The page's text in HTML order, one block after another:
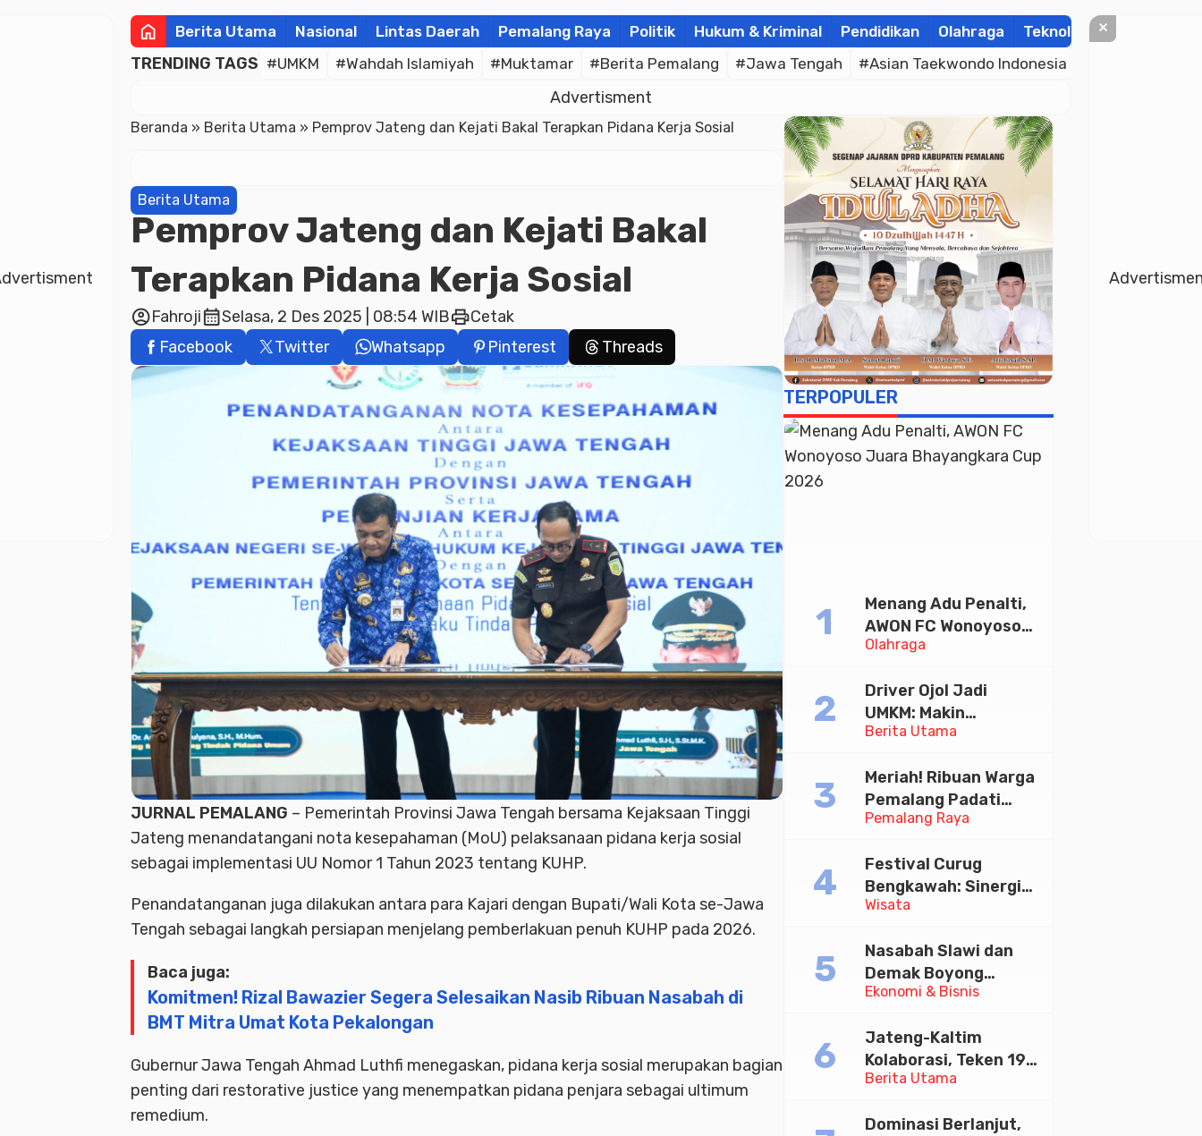
home Berita Utama Nasional Lintas Daerah Pemalang Raya Politik Hukum & Kriminal Pendidikan Olahraga Teknologi
TRENDING TAGS #UMKM #Wahdah Islamiyah #Muktamar #Berita Pemalang #Jawa Tengah #Asian Taekwondo Indonesia Open
Advertisment
Beranda » Berita Utama » Pemprov Jateng dan Kejati Bakal Terapkan Pidana Kerja Sosial
Berita Utama
Pemprov Jateng dan Kejati Bakal
Terapkan Pidana Kerja Sosial
account_circleFahrojicalendar_monthSelasa, 2 Des 2025 | 08:54 WIBprintCetak
Facebook
Twitter Whatsapp Pinterest Threads
JURNAL PEMALANG – Pemerintah Provinsi Jawa Tengah bersama Kejaksaan Tinggi
Jateng menandatangani nota kesepahaman (MoU) pelaksanaan pidana kerja sosial
sebagai implementasi UU Nomor 1 Tahun 2023 tentang KUHP.
Penandatanganan juga dilakukan antara para Kajari dengan Bupati/Wali Kota se-Jawa
Tengah sebagai langkah persiapan menjelang pemberlakuan penuh KUHP pada 2026.
Baca juga:
Komitmen! Rizal Bawazier Segera Selesaikan Nasib Ribuan Nasabah di
BMT Mitra Umat Kota Pekalongan
Gubernur Jawa Tengah Ahmad Luthfi menegaskan, pidana kerja sosial merupakan bagian
penting dari restorative justice yang menempatkan pidana penjara sebagai ultimum
remedium.
TERPOPULER
Olahraga
Menang Adu Penalti,
AWON FC Wonoyoso
Juara Bhayangkara
Berita Utama
Driver Ojol Jadi
UMKM: Makin
Sejahtera atau
Diskusi Paramadina
Pemalang Raya
Meriah! Ribuan Warga
Pemalang Padati
Kirab Festival Kamir
Wisata
Festival Curug
Bengkawah: Sinergi
Desa Sikasur dan
Memajukan Wisata
serta UMKM Lokal
Ekonomi & Bisnis
Nasabah Slawi dan
Demak Boyong
Toyota Innova Zenix
Tabungan Bima Bank
Jateng
Berita Utama
Jateng-Kaltim
Kolaborasi, Teken 19
Kerja Sama Ekonomi
Dominasi Berlanjut,
×